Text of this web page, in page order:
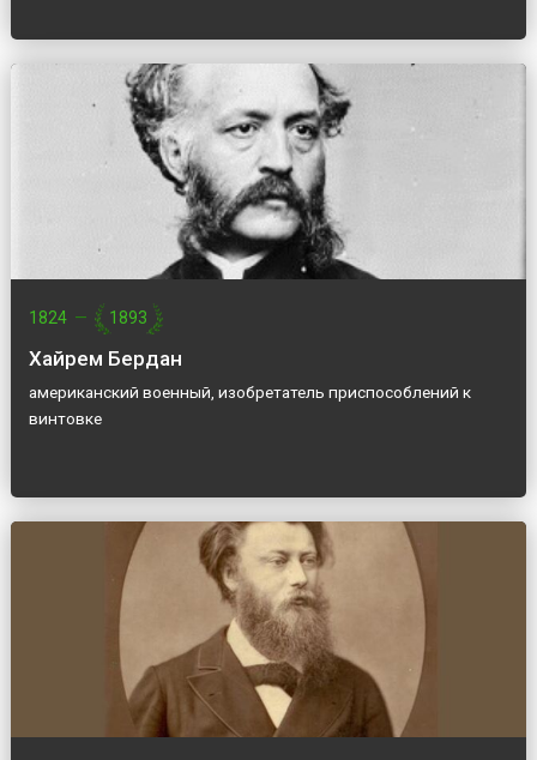
1824 — 1893
Хайрем Бердан
американский военный, изобретатель приспособлений к
винтовке